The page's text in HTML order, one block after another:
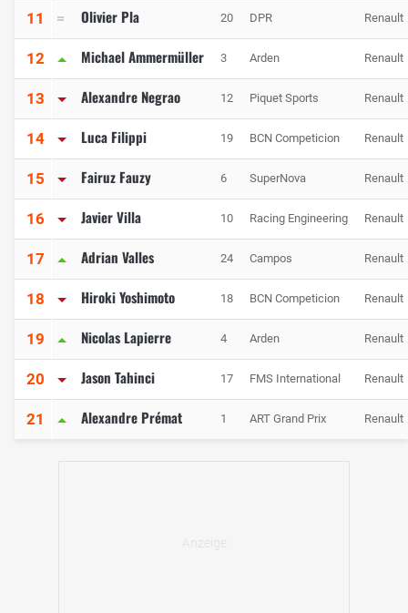
11 Olivier Pla 20 DPR Renault
12 Michael Ammermüller 3 Arden Renault
13 Alexandre Negrao 12 Piquet Sports Renault
14 Luca Filippi 19 BCN Competicion Renault
15 Fairuz Fauzy 6 SuperNova Renault
16 Javier Villa 10 Racing Engineering Renault
17 Adrian Valles 24 Campos Renault
18 Hiroki Yoshimoto 18 BCN Competicion Renault
19 Nicolas Lapierre 4 Arden Renault
20 Jason Tahinci 17 FMS International Renault
21 Alexandre Prémat 1 ART Grand Prix Renault